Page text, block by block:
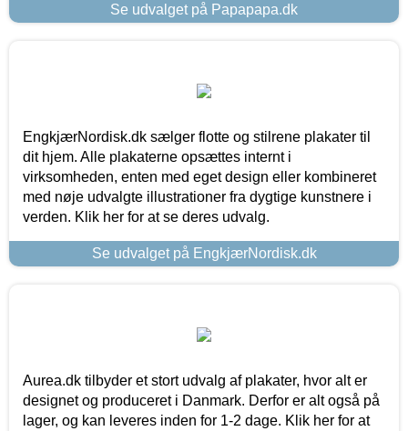
Se udvalget på Papapapa.dk
EngkjærNordisk.dk sælger flotte og stilrene plakater til
dit hjem. Alle plakaterne opsættes internt i
virksomheden, enten med eget design eller kombineret
med nøje udvalgte illustrationer fra dygtige kunstnere i
verden. Klik her for at se deres udvalg.
Se udvalget på EngkjærNordisk.dk
Aurea.dk tilbyder et stort udvalg af plakater, hvor alt er
designet og produceret i Danmark. Derfor er alt også på
lager, og kan leveres inden for 1-2 dage. Klik her for at